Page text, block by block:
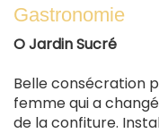
Gastronomie
O Jardin Sucré
Belle consécration
femme qui a
de la confiture.